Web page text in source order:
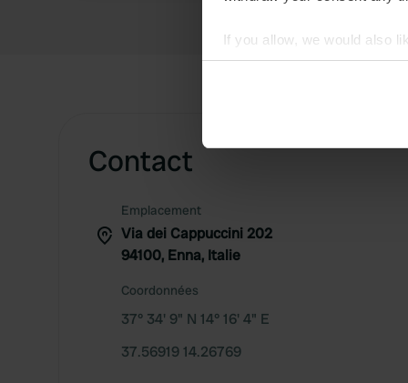
If you allow, we would also
Collect information
Find out more about how
We use cookies to
other information that
Contact
Emplacement
Via dei Cappuccini 202
94100, Enna, Italie
Coordonnées
37° 34' 9" N 14° 16' 4" E
37.56919 14.26769